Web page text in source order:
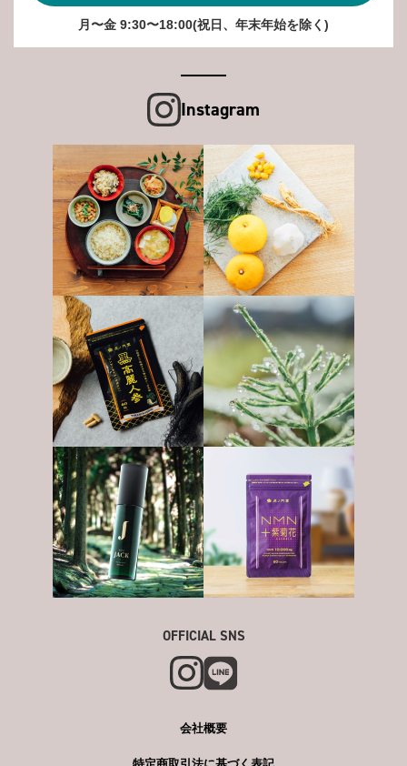
月〜金 9:30〜18:00(祝日、年末年始を除く)
Instagram
OFFICIAL SNS
会社概要